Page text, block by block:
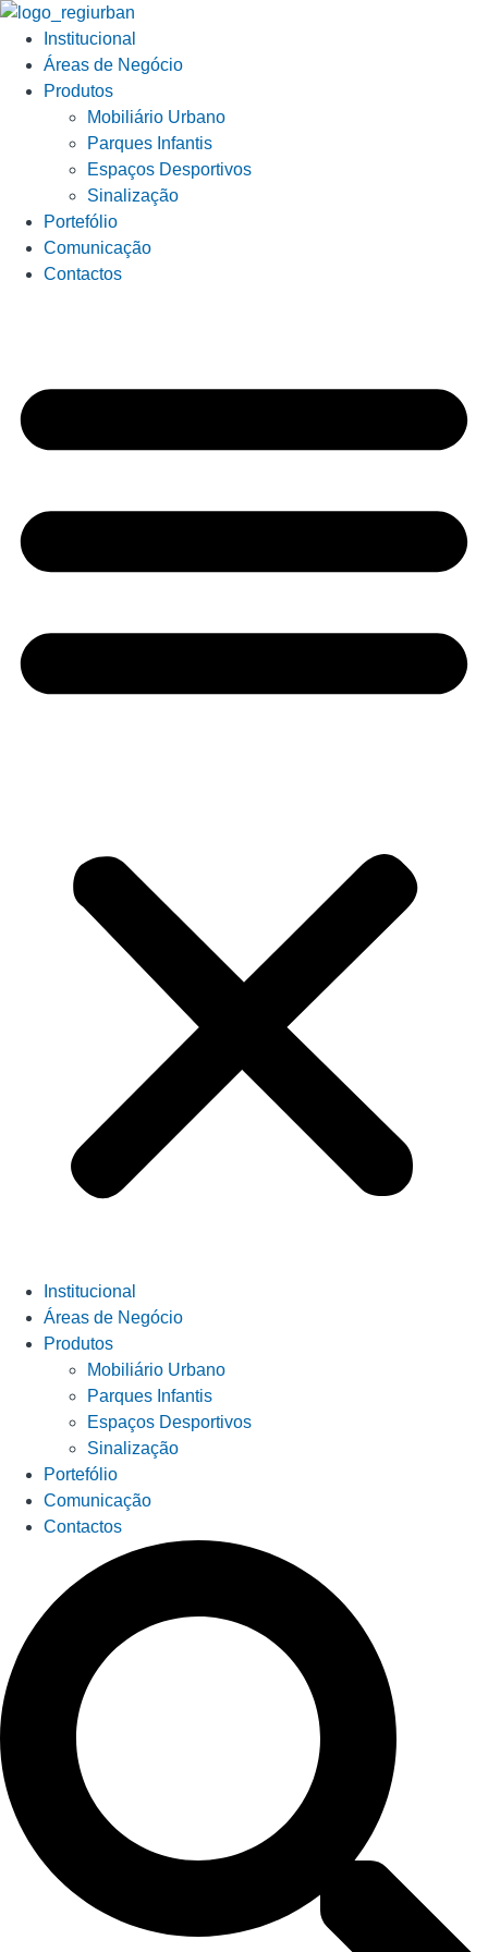
Institucional
Áreas de Negócio
Produtos
Mobiliário Urbano
Parques Infantis
Espaços Desportivos
Sinalização
Portefólio
Comunicação
Contactos
Institucional
Áreas de Negócio
Produtos
Mobiliário Urbano
Parques Infantis
Espaços Desportivos
Sinalização
Portefólio
Comunicação
Contactos